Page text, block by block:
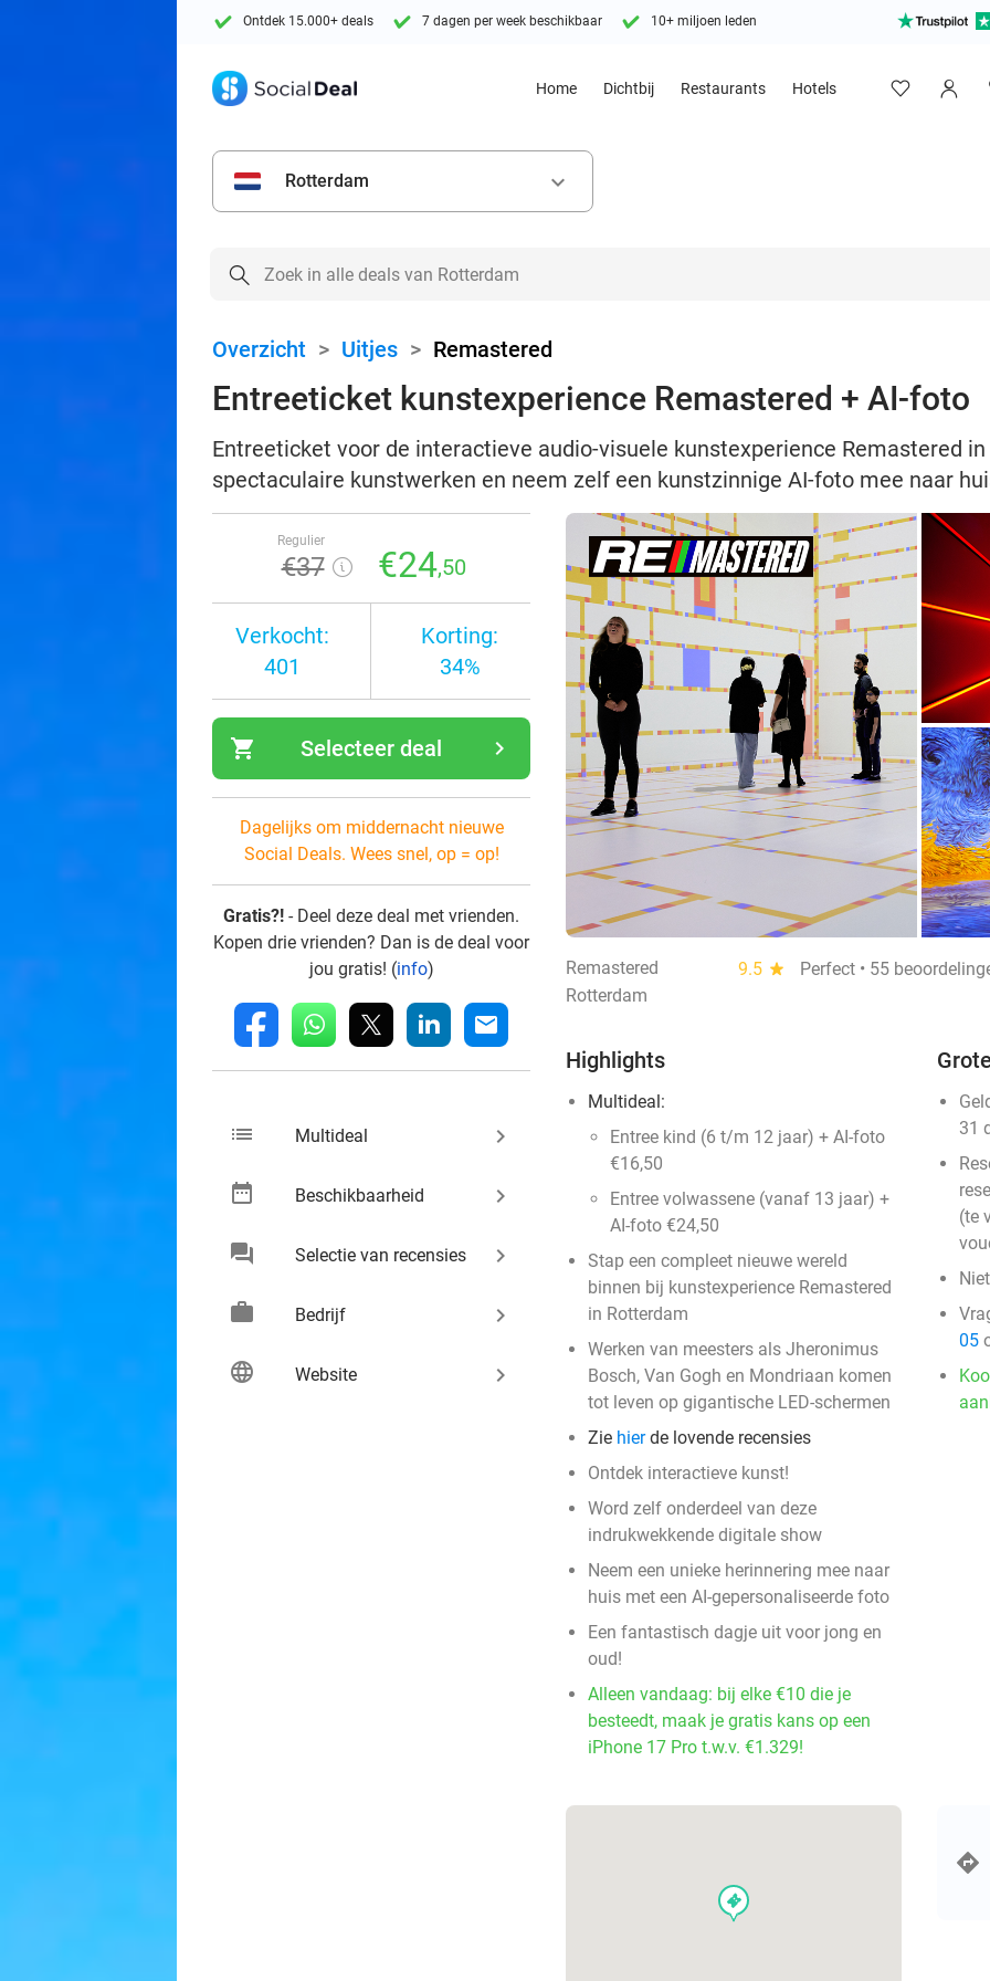
Ontdek 15.000+ deals 7 dagen per week beschikbaar 10+ miljoen leden
Home Dichtbij Restaurants Hotels
Rotterdam keyboard_arrow_down
Overzicht > Uitjes > Remastered
Entreeticket kunstexperience Remastered + AI-foto
Entreeticket voor de interactieve audio-visuele kunstexperience Remastered
spectaculaire kunstwerken en neem zelf een kunstzinnige AI-foto mee naar
Regulier
€37 €24,50
Verkocht:
401
Korting:
34%
shopping_cart navigate_next
Selecteer deal
Dagelijks om middernacht nieuwe
Social Deals. Wees snel, op = op!
Gratis?! - Deel deze deal met vrienden.
Kopen drie vrienden? Dan is de deal voor
jou gratis! (info)
fb whatsapp linkedin mail
list Multideal keyboard_arrow_right
date_range Beschikbaarheid keyboard_arrow_right
chat Selectie van recensies keyboard_arrow_right
work Bedrijf keyboard_arrow_right
language Website keyboard_arrow_right
Remastered 9.5 star
Perfect • 55
Rotterdam
Highlights
Multideal:
Entree kind (6 t/m 12 jaar) + AI-foto
€16,50
Entree volwassene (vanaf 13 jaar) +
AI-foto €24,50
Stap een compleet nieuwe wereld
binnen bij kunstexperience Remastered
in Rotterdam
Werken van meesters als Jheronimus
Bosch, Van Gogh en Mondriaan komen
tot leven op gigantische LED-schermen
Zie hierde lovende recensies
Ontdek interactieve kunst!
Word zelf onderdeel van deze
indrukwekkende digitale show
Neem een unieke herinnering mee naar
huis met een AI-gepersonaliseerde foto
Een fantastisch dagje uit voor jong en
oud!
Alleen vandaag: bij elke €10 die je
besteedt, maak je gratis kans op een
iPhone 17 Pro t.w.v. €1.329!
31
(te
05
events